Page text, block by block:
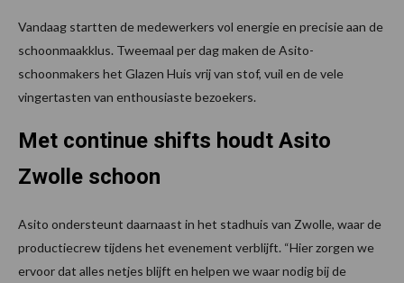
Vandaag startten de medewerkers vol energie en precisie aan de
schoonmaakklus. Tweemaal per dag maken de Asito-
schoonmakers het Glazen Huis vrij van stof, vuil en de vele
vingertasten van enthousiaste bezoekers.
Met continue shifts houdt Asito
Zwolle schoon
Asito ondersteunt daarnaast in het stadhuis van Zwolle, waar de
productiecrew tijdens het evenement verblijft. “Hier zorgen we
ervoor dat alles netjes blijft en helpen we waar nodig bij de